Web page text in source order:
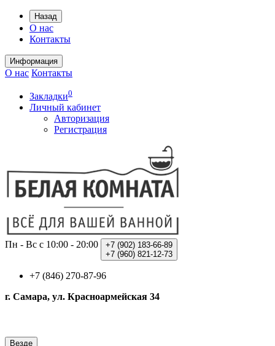
Назад
О нас
Контакты
Информация
О нас Контакты
Закладки0
Личный кабинет
Авторизация
Регистрация
Пн - Вс с 10:00 - 20:00 +7 (902) 183-66-89
+7 (960) 821-12-73
+7 (846) 270-87-96
г. Самара, ул. Красноармейская 34
Везде